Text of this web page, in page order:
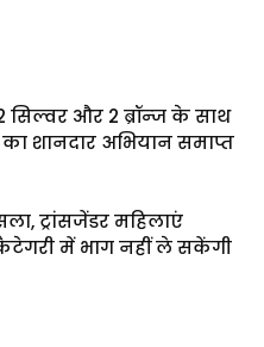
सिल्वर और 2 ब्रॉन्ज के साथ
का शानदार अभियान समाप्त
ट्रांसजेंडर महिलाएं
में भाग नहीं ले सकेंगी